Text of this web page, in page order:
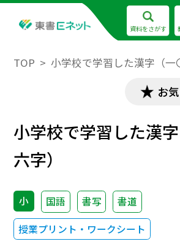
資料をさがす
TOP 小学校で学習した漢字（一
お
小学校で学習した漢
六字）
小 国語 書写
書道
授業プリント・ワークシート